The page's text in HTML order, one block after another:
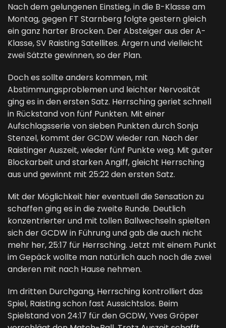
Nach dem gelungenen Einstieg, in die B-Klasse am
Montag, gegen FT Starnberg folgte gestern gleich
ein ganz harter Brocken. Der Absteiger aus der A-
Klasse, SV Raisting Satellites. Ärgern und vielleicht
zwei Sätzte gewinnen, so der Plan.
Doch es sollte anders kommen, mit
Abstimmungsproblemen und leichter Nervosität
ging es in den ersten Satz. Herrsching geriet schnell
in Rückstand von fünf Punkten. Mit einer
Aufschlagsserie von sieben Punkten durch Sonja
Stenzel, kommt der GCDW wieder ran. Nach der
Raistinger Auszeit, wieder fünf Punkte weg. Mit guter
Blockarbeit und starken Angiff, gleicht Herrsching
aus und gewinnt mit 25:22 den ersten Satz.
Mit der Möglichkeit hier eventuell die Sensation zu
schaffen ging es in die zweite Runde. Deutlich
konzentrierter und mit tollen Ballwechseln spielten
sich der GCDW in Führung und gab die auch nicht
mehr her, 25:17 für Herrsching. Jetzt mit einem Punkt
im Gepäck wollte man natürlich auch noch die zwei
anderen mit nach Hause nehmen.
Im dritten Durchgang, Herrsching kontrolliert das
Spiel, Raisting schon fast Aussichtslos. Beim
Spielstand von 24:17 für den GCDW, Yves Gröper